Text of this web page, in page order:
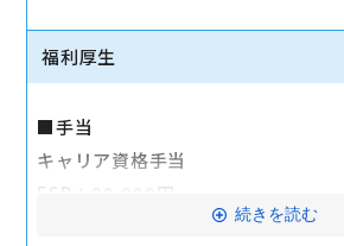
福利厚生
■手当
キャリア資格手当
ESD：80,000円
続きを読む